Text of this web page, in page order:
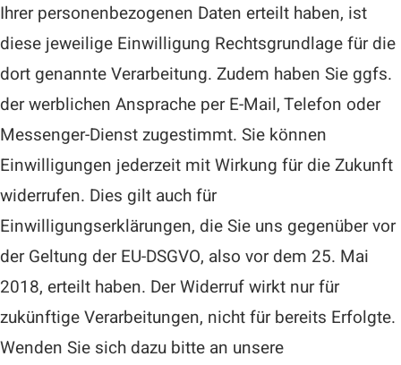
Ihrer personenbezogenen Daten erteilt haben, ist
diese jeweilige Einwilligung Rechtsgrundlage für die
dort genannte Verarbeitung. Zudem haben Sie ggfs.
der werblichen Ansprache per E-Mail, Telefon oder
Messenger-Dienst zugestimmt. Sie können
Einwilligungen jederzeit mit Wirkung für die Zukunft
widerrufen. Dies gilt auch für
Einwilligungserklärungen, die Sie uns gegenüber vor
der Geltung der EU-DSGVO, also vor dem 25. Mai
2018, erteilt haben. Der Widerruf wirkt nur für
zukünftige Verarbeitungen, nicht für bereits Erfolgte.
Wenden Sie sich dazu bitte an unsere